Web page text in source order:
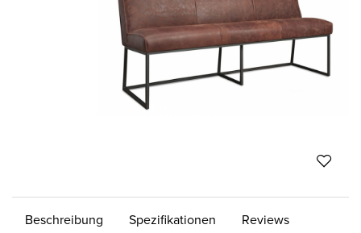
Beschreibung Spezifikationen Reviews